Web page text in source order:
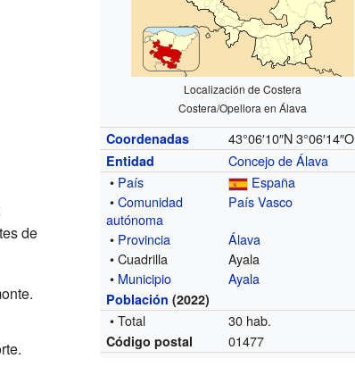
Localización de Costera
Costera/Opellora en Álava
Coordenadas 43°06′10″N 3°06′14″O
Entidad
Concejo de Álava
• País
España
•Comunidad
autónoma
País Vasco
• Provincia
Álava
• Cuadrilla
Ayala
• Municipio Ayala
Población (2022)
• Total 30 hab.
Código postal 01477
de